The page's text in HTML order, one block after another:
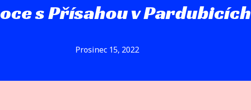
s Přísahou v Pardubicích
Prosinec 15, 2022